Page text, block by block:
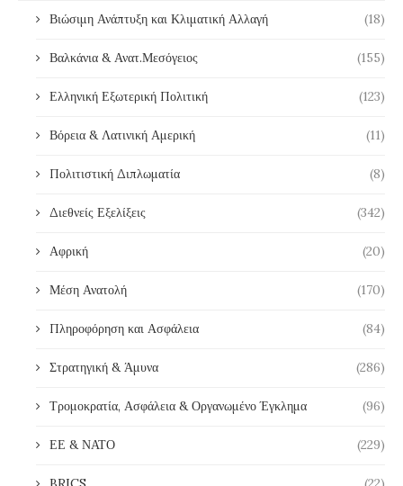
Βιώσιμη Ανάπτυξη και Κλιματική Αλλαγή (18)
Βαλκάνια & Ανατ.Μεσόγειος (155)
Ελληνική Εξωτερική Πολιτική (123)
Βόρεια & Λατινική Αμερική (11)
Πολιτιστική Διπλωματία (8)
Διεθνείς Εξελίξεις (342)
Αφρική (20)
Μέση Ανατολή (170)
Πληροφόρηση και Ασφάλεια (84)
Στρατηγική & Άμυνα (286)
Τρομοκρατία, Ασφάλεια & Οργανωμένο Έγκλημα (96)
ΕΕ & ΝΑΤΟ (229)